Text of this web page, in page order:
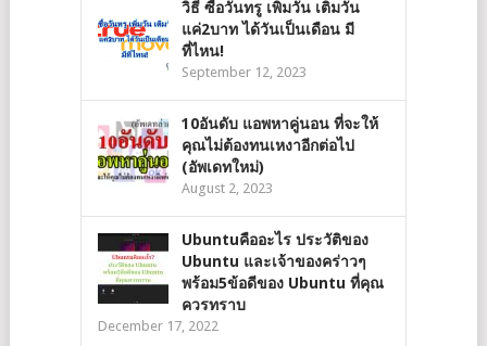
วิธี ซื้อวันทรู เพิ่มวัน เติมวัน
แค่2บาท ได้วันเป็นเดือน มี
ที่ไหน!
September 12, 2023
10อันดับ แอพหาคู่นอน ที่จะให้
คุณไม่ต้องทนเหงาอีกต่อไป
(อัพเดทใหม่)
August 2, 2023
Ubuntuคืออะไร ประวัติของ
Ubuntu และเจ้าของคร่าวๆ
พร้อม5ข้อดีของ Ubuntu ที่คุณ
ควรทราบ
December 17, 2022